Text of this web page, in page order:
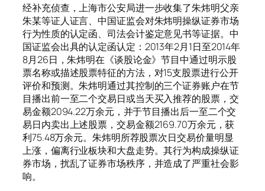
经补充侦查，上海市公安局进一步收集了朱炜明父亲
朱某等证人证言、中国证监会对朱炜明操纵证券市场
行为性质的认定函、司法会计鉴定意见书等证据。中
国证监会出具的认定函认定：2013年2月1日至2014年
8月26日，朱炜明在《谈股论金》节目中通过明示股
票名称或描述股票特征的方法，对15支股票进行公开
评价和预测。朱炜明通过其控制的三个证券账户在节
目播出前一至二个交易日或当天买入推荐的股票，交
易金额2094.22万余元，并于节目播出后一至二个交
易日内卖出上述股票，交易金额2169.70万余元，获
利75.48万余元。朱炜明所荐股票次日交易价量明显
上涨，偏离行业板块和大盘走势。其行为构成操纵证
券市场，扰乱了证券市场秩序，并造成了严重社会影
响。